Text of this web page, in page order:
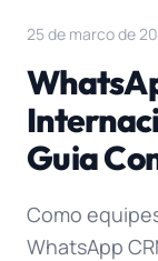
25 de marco de
Guia
Como
WhatsApp